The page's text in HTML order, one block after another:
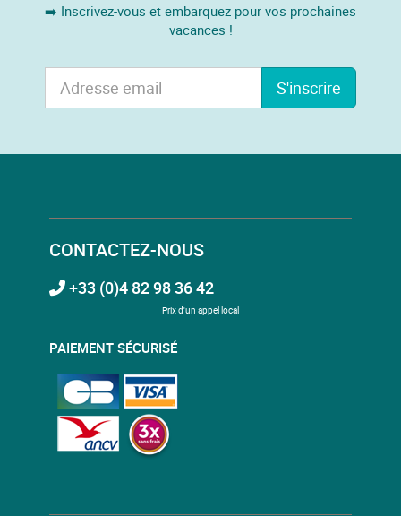
➡️ Inscrivez-vous et embarquez pour vos prochaines
vacances !
S'inscrire
CONTACTEZ-NOUS
+33 (0)4 82 98 36 42
Prix d'un appel local
PAIEMENT SÉCURISÉ